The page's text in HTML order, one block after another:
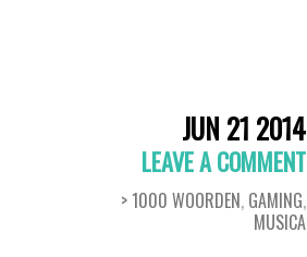
JUN 21 2014
LEAVE A COMMENT
> 1000 WOORDEN, GAMING,
MUSICA